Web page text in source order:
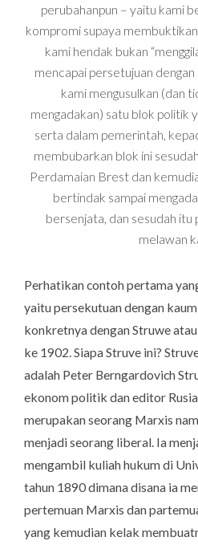
perubahanpun – yaitu kami
kompromi supaya
kami hendak bukan
mencapai persetujuan
kami mengusulkan (dan
mengadakan) satu blok politik
serta dalam pemerintah,
membubarkan blok ini
Perdamaian Brest dan
bertindak sampai
bersenjata, dan sesudah itu
melawan
Perhatikan contoh pertama
yaitu persekutuan dengan
konkretnya dengan Struwe
ke 1902. Siapa Struve ini?
adalah Peter Berngardovich
ekonom politik dan editor
merupakan seorang Marxis
menjadi seorang liberal. Ia
mengambil kuliah hukum di
tahun 1890 dimana disana ia
pertemuan Marxis dan
yang kemudian kelak